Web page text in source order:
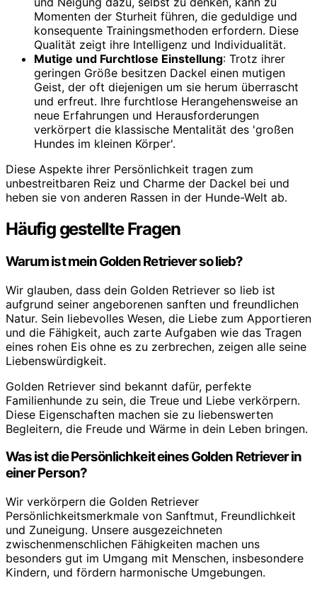
Momenten der Sturheit führen, die geduldige und
konsequente Trainingsmethoden erfordern. Diese
Qualität zeigt ihre Intelligenz und Individualität.
Mutige und Furchtlose Einstellung: Trotz ihrer
geringen Größe besitzen Dackel einen mutigen
Geist, der oft diejenigen um sie herum überrascht
und erfreut. Ihre furchtlose Herangehensweise an
neue Erfahrungen und Herausforderungen
verkörpert die klassische Mentalität des 'großen
Hundes im kleinen Körper'.
Diese Aspekte ihrer Persönlichkeit tragen zum
unbestreitbaren Reiz und Charme der Dackel bei und
heben sie von anderen Rassen in der Hunde-Welt ab.
Häufig gestellte Fragen
Warum ist mein Golden Retriever so lieb?
Wir glauben, dass dein Golden Retriever so lieb ist
aufgrund seiner angeborenen sanften und freundlichen
Natur. Sein liebevolles Wesen, die Liebe zum Apportieren
und die Fähigkeit, auch zarte Aufgaben wie das Tragen
eines rohen Eis ohne es zu zerbrechen, zeigen alle seine
Liebenswürdigkeit.
Golden Retriever sind bekannt dafür, perfekte
Familienhunde zu sein, die Treue und Liebe verkörpern.
Diese Eigenschaften machen sie zu liebenswerten
Begleitern, die Freude und Wärme in dein Leben bringen.
Was ist die Persönlichkeit eines Golden Retriever in
einer Person?
Wir verkörpern die Golden Retriever
Persönlichkeitsmerkmale von Sanftmut, Freundlichkeit
und Zuneigung. Unsere ausgezeichneten
zwischenmenschlichen Fähigkeiten machen uns
besonders gut im Umgang mit Menschen, insbesondere
Kindern, und fördern harmonische Umgebungen.